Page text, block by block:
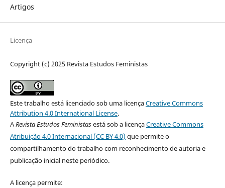
Artigos
Licença
Copyright (c) 2025 Revista Estudos Feministas
Este trabalho está licenciado sob uma licençaCreative Commons
Attribution 4.0 International License.
ARevista Estudos Feministasestá sob a licençaCreative Commons
Atribuição 4.0 Internacional (CC BY 4.0) que permite o
compartilhamento do trabalho com reconhecimento de autoria e
publicação inicial neste periódico.
A licença permite: